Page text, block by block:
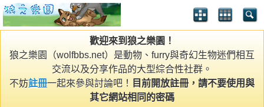
歡迎來到狼之樂園！
狼之樂園（wolfbbs.net）是動物、furry與奇幻生物迷們相互
交流以及分享作品的大型綜合性社群。
不妨註冊一起來參與討論吧！
目前開放註冊，請不要使用與
其它網站相同的密碼